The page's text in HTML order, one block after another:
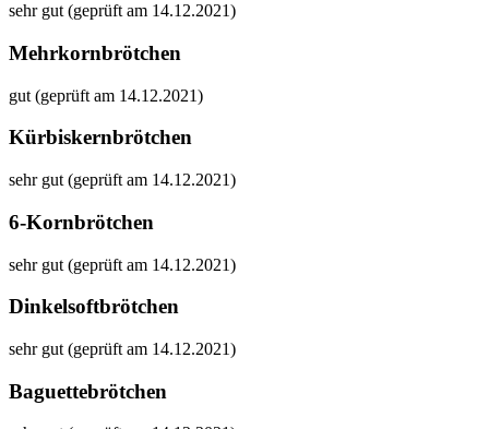
sehr gut (geprüft am 14.12.2021)
Mehrkornbrötchen
gut (geprüft am 14.12.2021)
Kürbiskernbrötchen
sehr gut (geprüft am 14.12.2021)
6-Kornbrötchen
sehr gut (geprüft am 14.12.2021)
Dinkelsoftbrötchen
sehr gut (geprüft am 14.12.2021)
Baguettebrötchen